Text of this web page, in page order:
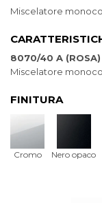
Miscelatore
8070/40 A (ROSA)
Miscelatore
FINITURA
Cromo Nero opaco